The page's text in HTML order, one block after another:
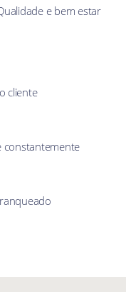
e bem estar
cliente
constantemente